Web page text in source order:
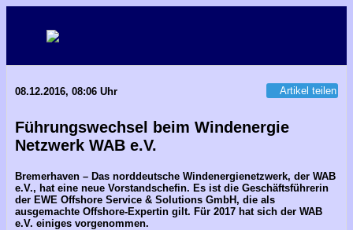
08.12.2016, 08:06 Uhr Artikel teilen
Führungswechsel beim Windenergie
Netzwerk WAB e.V.
Bremerhaven – Das norddeutsche Windenergienetzwerk, der WAB
e.V., hat eine neue Vorstandschefin. Es ist die Geschäftsführerin
der EWE Offshore Service & Solutions GmbH, die als
ausgemachte Offshore-Expertin gilt. Für 2017 hat sich der WAB
e.V. einiges vorgenommen.